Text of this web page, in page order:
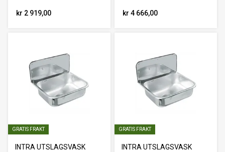
kr 2 919,00 kr 4 666,00
GRATIS FRAKT
INTRA UTSLAGSVASK
GRATIS FRAKT
INTRA UTSLAGSVASK